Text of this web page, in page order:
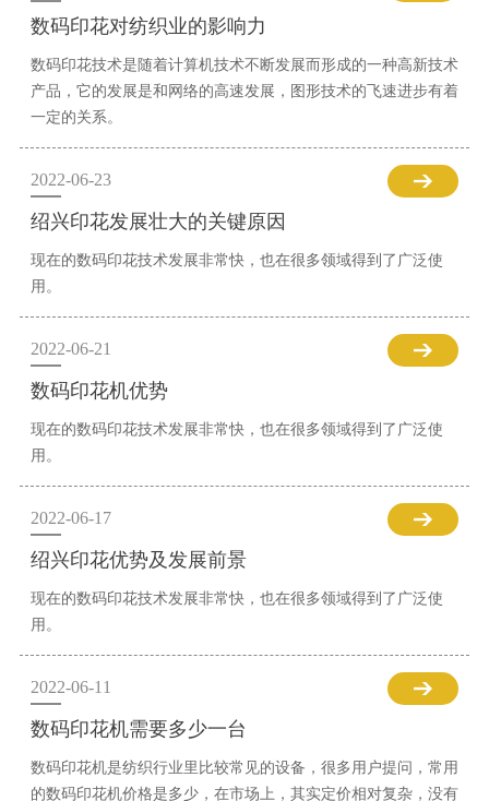
数码印花对纺织业的影响力
数码印花技术是随着计算机技术不断发展而形成的一种高新技术
产品，它的发展是和网络的高速发展，图形技术的飞速进步有着
一定的关系。
2022-06-23
绍兴印花发展壮大的关键原因
现在的数码印花技术发展非常快，也在很多领域得到了广泛使
用。
2022-06-21
数码印花机优势
现在的数码印花技术发展非常快，也在很多领域得到了广泛使
用。
2022-06-17
绍兴印花优势及发展前景
现在的数码印花技术发展非常快，也在很多领域得到了广泛使
用。
2022-06-11
数码印花机需要多少一台
数码印花机是纺织行业里比较常见的设备，很多用户提问，常用
的数码印花机价格是多少，在市场上，其实定价相对复杂，没有